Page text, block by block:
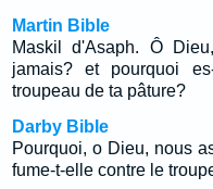
Martin Bible
Maskil d'Asaph. Ô
jamais? et pourquoi
troupeau de ta pâture?
Darby Bible
Pourquoi, o Dieu, nous
fume-t-elle contre le